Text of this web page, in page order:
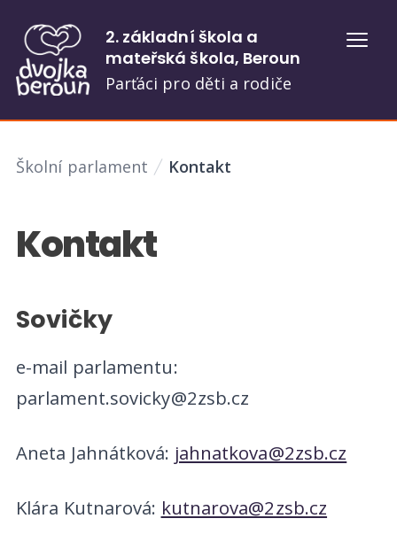
2. základní škola a
mateřská škola, Beroun
Parťáci pro děti a rodiče
Školní parlament Kontakt
Kontakt
Sovičky
e-mail parlamentu:
parlament.sovicky@2zsb.cz
Aneta Jahnátková: jahnatkova@2zsb.cz
Klára Kutnarová: kutnarova@2zsb.cz